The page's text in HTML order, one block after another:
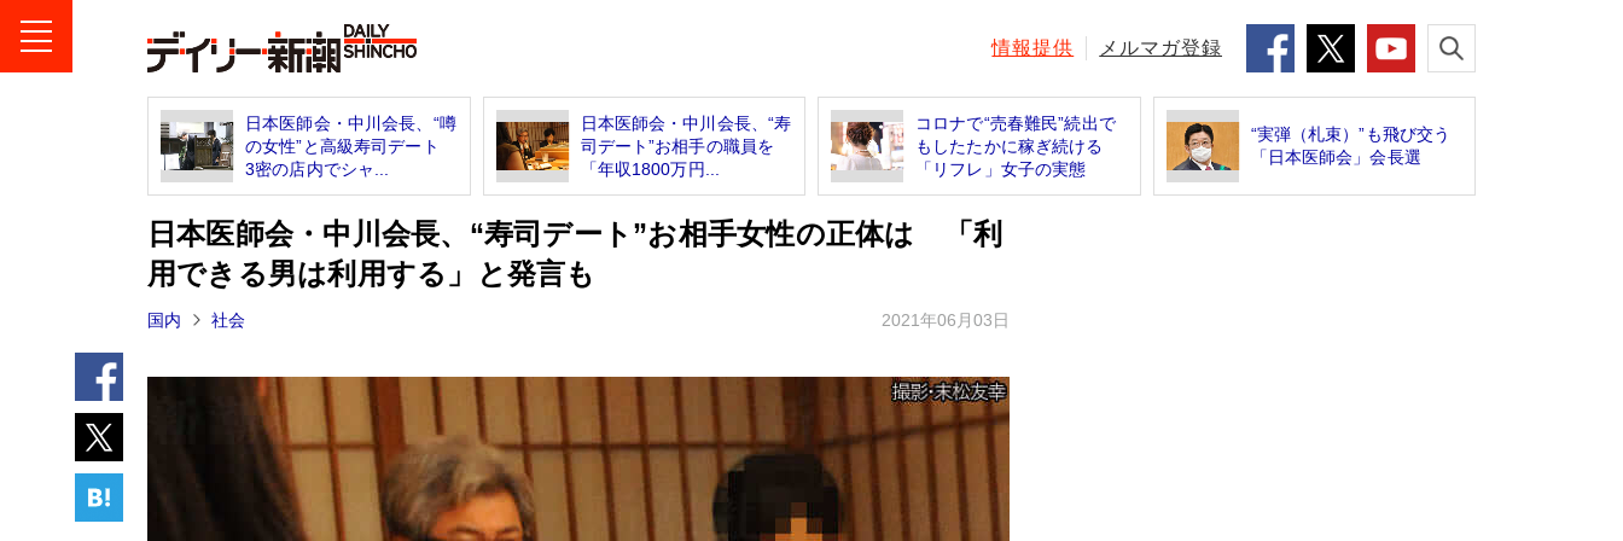
情報提供 メルマガ登録
日本医師会・中川会長、“噂
の女性”と高級寿司デート
3密の店内でシャ...
日本医師会・中川会長、“寿
司デート”お相手の職員を
「年収1800万円...
コロナで“売春難民”続出で
もしたたかに稼ぎ続ける
「リフレ」女子の実態
“実弾（札束）”も飛び交う
「日本医師会」会長選
日本医師会・中川会長、“寿司デート”お相手女性の正体は 「利
用できる男は利用する」と発言も
国内 社会 2021年06月03日